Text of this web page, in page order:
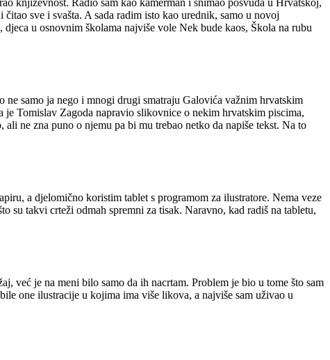
sve i svašta. A sada radim isto kao urednik, samo u novoj
u osnovnim školama najviše vole Nek bude kaos, Škola na rubu
samo ja nego i mnogi drugi smatraju Galovića važnim hrvatskim
Tomislav Zagoda napravio slikovnice o nekim hrvatskim piscima,
ne zna puno o njemu pa bi mu trebao netko da napiše tekst. Na to
a djelomično koristim tablet s programom za ilustratore. Nema veze
su takvi crteži odmah spremni za tisak. Naravno, kad radiš na tabletu,
već je na meni bilo samo da ih nacrtam. Problem je bio u tome što sam
one ilustracije u kojima ima više likova, a najviše sam uživao u